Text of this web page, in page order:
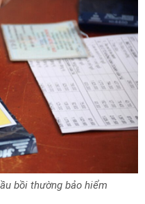
bồi thường bảo hiểm